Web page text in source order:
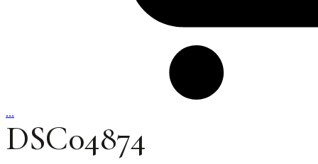
…
DSC04874